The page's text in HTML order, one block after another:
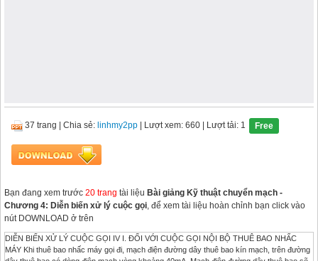
37 trang Chia sẻ: linhmy2pp | Lượt xem: 660 | Lượt tải: 1 Free
Bạn đang xem trước 20 trang tài liệu Bài giảng Kỹ thuật chuyển mạch -
Chương 4: Diễn biến xử lý cuộc gọi, để xem tài liệu hoàn chỉnh bạn click vào
nút DOWNLOAD ở trên
DIỄN BIẾN XỬ LÝ CUỘC GỌI IV I. ĐỐI VỚI CUỘC GỌI NỘI BỘ THUÊ BAO NHẤC
MÁY Khi thuê bao nhấc máy gọi đi, mạch điện đường dây thuê bao kín mạch, trên đường